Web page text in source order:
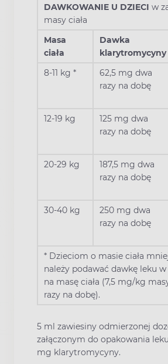
DAWKOWANIE U DZIECI w
masy ciała
Masa
ciała
Dawka
klarytromycyny
8-11 kg *
62,5 mg dwa
razy na dobę
12-19 kg
125 mg dwa
razy na dobę
20-29 kg
187,5 mg dwa
razy na dobę
30-40 kg
250 mg dwa
razy na dobę
* Dzieciom o masie ciała
należy podawać dawkę leku
na masę ciała (7,5 mg/kg
razy na dobę).
5 ml zawiesiny odmierzonej
załączonym do opakowania
mg klarytromycyny.